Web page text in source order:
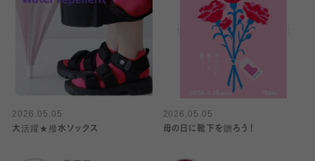
2026.05.05
大活躍★撥水ソックス
2026.05.05
母の日に靴下を贈ろう！